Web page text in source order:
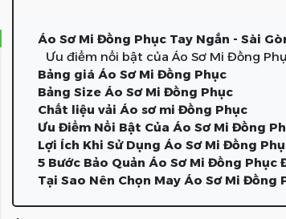
Áo Sơ Mi Đồng Phục Tay Ngắn - Sài
Ưu điểm nổi bật của Áo Sơ Mi Đồng
Bảng giá Áo Sơ Mi Đồng Phục
Bảng Size Áo Sơ Mi Đồng Phục
Chất liệu vải Áo sơ mi Đồng Phục
Ưu Điểm Nổi Bật Của Áo Sơ Mi Đồng
Lợi Ích Khi Sử Dụng Áo Sơ Mi Đồng
5 Bước Bảo Quản Áo Sơ Mi Đồng Phục
Tại Sao Nên Chọn May Áo Sơ Mi Đồng